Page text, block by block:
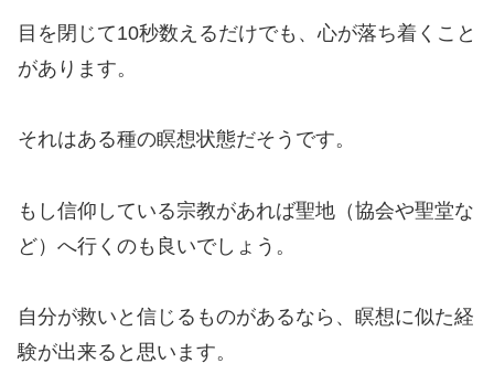
目を閉じて10秒数えるだけでも、心が落ち着くこと
があります。
それはある種の瞑想状態だそうです。
もし信仰している宗教があれば聖地（協会や聖堂な
ど）へ行くのも良いでしょう。
自分が救いと信じるものがあるなら、瞑想に似た経
験が出来ると思います。